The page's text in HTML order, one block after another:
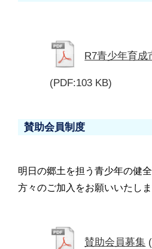
R7青少年育成
(PDF:103 KB)
賛助会員制度
明日の郷土を担う青少年の健
方々のご加入をお願いいたしま
賛助会員募集